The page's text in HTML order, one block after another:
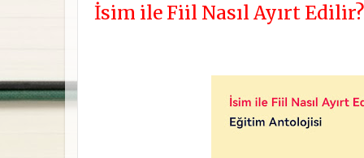
İsim ile Fiil Nasıl Ayırt Edilir?